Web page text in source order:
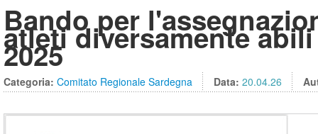
Bando per
atleti diversamente
2025
Categoria: Comitato Regionale Sardegna Data: 20.04.26